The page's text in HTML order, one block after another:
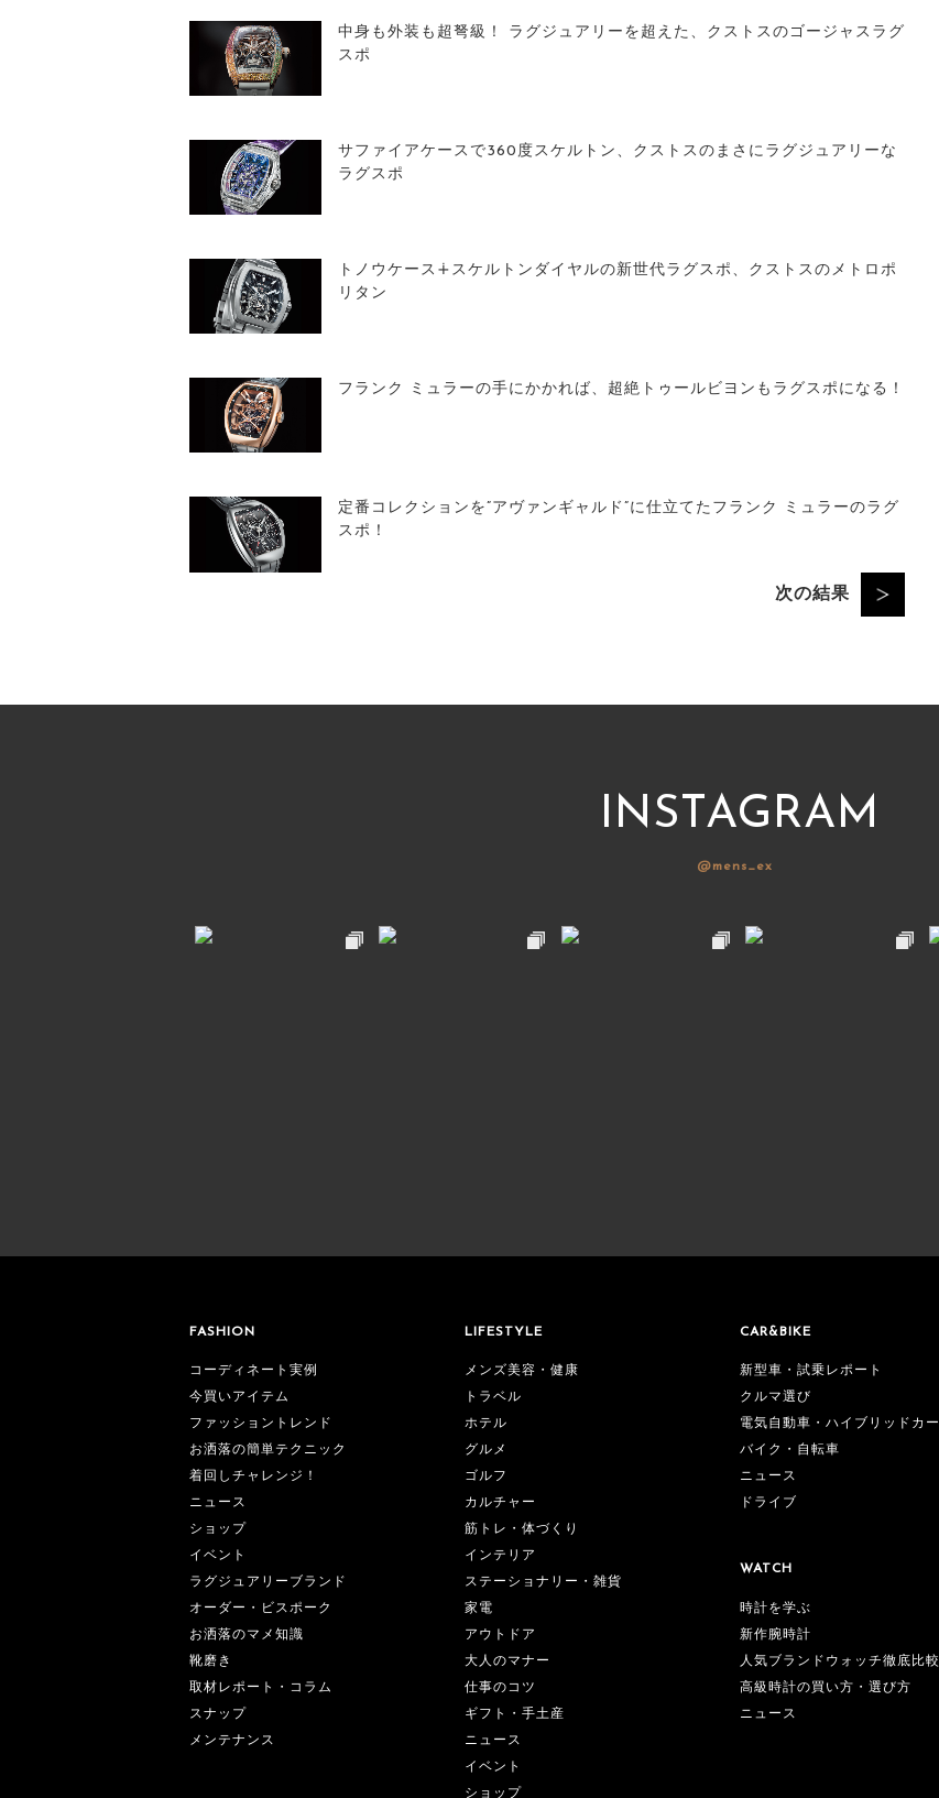
中身も外装も超弩級！ ラグジュアリーを超えた、クストスのゴージャスラグ
スポ
サファイアケースで360度スケルトン、クストスのまさにラグジュアリーな
ラグスポ
トノウケース∔スケルトンダイヤルの新世代ラグスポ、クストスのメトロポ
リタン
フランク ミュラーの手にかかれば、超絶トゥールビヨンもラグスポになる！
定番コレクションを”アヴァンギャルド”に仕立てたフランク ミュラーのラグ
スポ！
次の結果
INSTAGRAM
@mens_ex
FASHION
コーディネート実例
今買いアイテム
ファッショントレンド
お洒落の簡単テクニック
着回しチャレンジ！
ニュース
ショップ
イベント
ラグジュアリーブランド
オーダー・ビスポーク
お洒落のマメ知識
靴磨き
取材レポート・コラム
スナップ
メンテナンス
LIFESTYLE
メンズ美容・健康
トラベル
ホテル
グルメ
ゴルフ
カルチャー
筋トレ・体づくり
インテリア
ステーショナリー・雑貨
家電
アウトドア
大人のマナー
仕事のコツ
ギフト・手土産
ニュース
イベント
ショップ
CAR&BIKE
新型車・試乗レポート
クルマ選び
電気自動車・ハイブリッドカー
バイク・自転車
ニュース
ドライブ
WATCH
時計を学ぶ
新作腕時計
人気ブランドウォッチ徹底比較
高級時計の買い方・選び方
ニュース